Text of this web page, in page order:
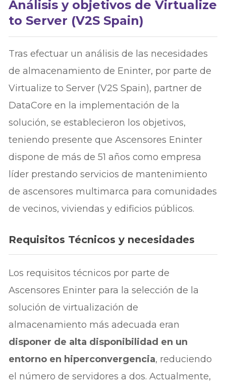
Análisis y objetivos de Virtualize
to Server (V2S Spain)
Tras efectuar un análisis de las necesidades
de almacenamiento de Eninter, por parte de
Virtualize to Server (V2S Spain), partner de
DataCore en la implementación de la
solución, se establecieron los objetivos,
teniendo presente que Ascensores Eninter
dispone de más de 51 años como empresa
líder prestando servicios de mantenimiento
de ascensores multimarca para comunidades
de vecinos, viviendas y edificios públicos.
Requisitos Técnicos y necesidades
Los requisitos técnicos por parte de
Ascensores Eninter para la selección de la
solución de virtualización de
almacenamiento más adecuada eran
disponer de alta disponibilidad en un
entorno en hiperconvergencia, reduciendo
el número de servidores a dos. Actualmente,